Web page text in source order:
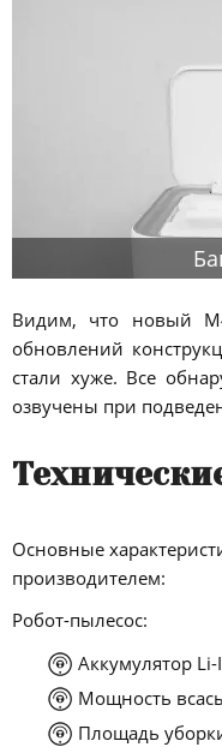
Видим, что новый
обновлений
стали хуже. Все
озвучены при
Основные
производителем:
Робот-пылесос:
Аккумулятор
Мощность
Площадь